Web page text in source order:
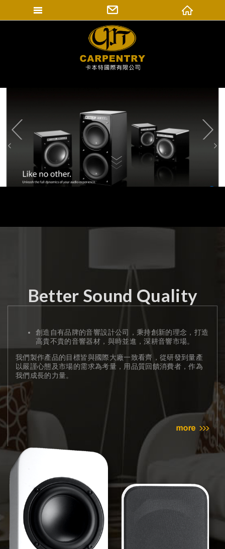
Better Sound Quality
創造自有品牌的音響設計公司，秉持創新的理念，打造
高貴不貴的音響器材，與時並進，深耕音響市場。
我們製作產品的目標皆與國際大廠一致看齊，從研發到量產
以嚴謹心態及市場的需求為考量，用品質回饋消費者，作為
我們成長的力量。
填寫匯款通知
登入會員
修改會員資料